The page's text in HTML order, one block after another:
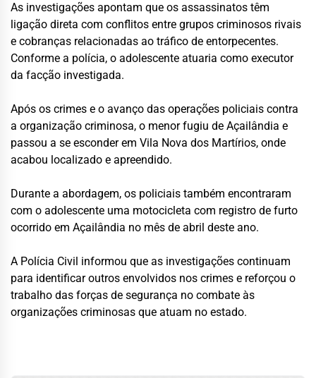
As investigações apontam que os assassinatos têm
ligação direta com conflitos entre grupos criminosos rivais
e cobranças relacionadas ao tráfico de entorpecentes.
Conforme a polícia, o adolescente atuaria como executor
da facção investigada.
Após os crimes e o avanço das operações policiais contra
a organização criminosa, o menor fugiu de Açailândia e
passou a se esconder em Vila Nova dos Martírios, onde
acabou localizado e apreendido.
Durante a abordagem, os policiais também encontraram
com o adolescente uma motocicleta com registro de furto
ocorrido em Açailândia no mês de abril deste ano.
A Polícia Civil informou que as investigações continuam
para identificar outros envolvidos nos crimes e reforçou o
trabalho das forças de segurança no combate às
organizações criminosas que atuam no estado.